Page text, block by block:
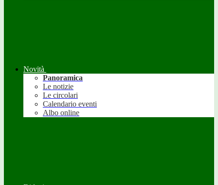
Novità
Panoramica
Le notizie
Le circolari
Calendario eventi
Albo online